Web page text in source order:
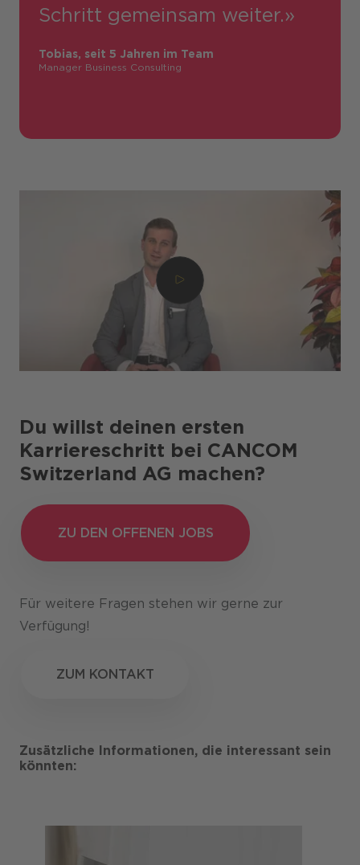
Schritt gemeinsam weiter.»
Tobias, seit 5 Jahren im Team
Manager Business Consulting
Du willst deinen ersten
Karriereschritt bei CANCOM
Switzerland AG machen?
ZU DEN OFFENEN JOBS
ZU DEN OFFENEN JOBS
Für weitere Fragen stehen wir gerne zur
Verfügung!
ZUM KONTAKT
ZUM KONTAKT
Zusätzliche Informationen, die interessant sein
könnten: